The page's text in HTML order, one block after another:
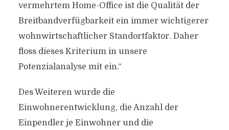
vermehrtem Home-Office ist die Qualität der
Breitbandverfügbarkeit ein immer wichtigerer
wohnwirtschaftlicher Standortfaktor. Daher
floss dieses Kriterium in unsere
Potenzialanalyse mit ein.“
Des Weiteren wurde die
Einwohnerentwicklung, die Anzahl der
Einpendler je Einwohner und die